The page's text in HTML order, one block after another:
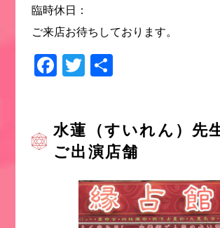
臨時休日：
ご来店お待ちしております。
Facebook
Twitter
水蓮（すいれん）先
ご出演店舗